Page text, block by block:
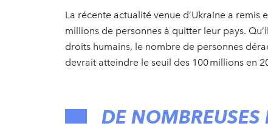
La récente actualité venue d’Ukraine a
millions de personnes à quitter leur pays.
droits humains, le nombre de personnes
devrait atteindre le seuil des 100 millions en
DE